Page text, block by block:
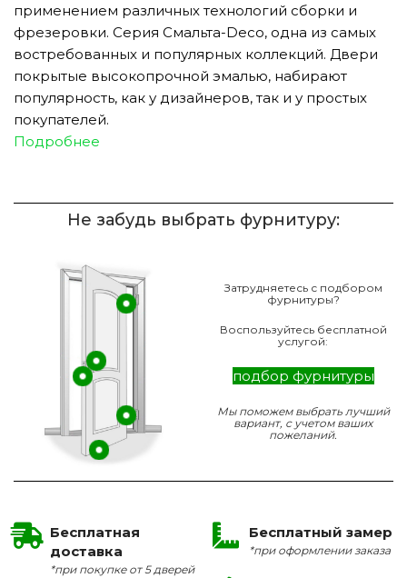
применением различных технологий сборки и
фрезеровки. Серия Смальта-Deco, одна из самых
востребованных и популярных коллекций. Двери
покрытые высокопрочной эмалью, набирают
популярность, как у дизайнеров, так и у простых
покупателей.
Подробнее
Не забудь выбрать фурнитуру:
Затрудняетесь с подбором
фурнитуры?
Воспользуйтесь бесплатной
услугой:
подбор фурнитуры
Мы поможем выбрать лучший
вариант, с учетом ваших
пожеланий.
Бесплатная
доставка
*при покупке от 5 дверей
Бесплатный замер
*при оформлении заказа